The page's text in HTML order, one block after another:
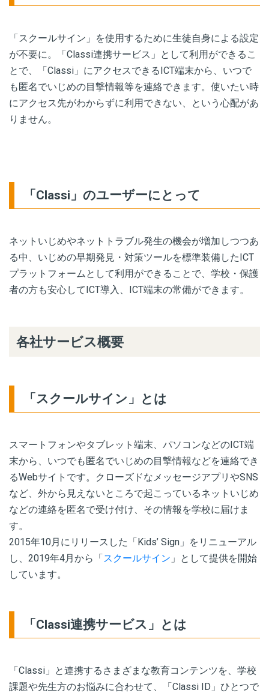
「スクールサイン」を使用するために生徒自身による設定
が不要に。「Classi連携サービス」として利用ができるこ
とで、「Classi」にアクセスできるICT端末から、いつで
も匿名でいじめの目撃情報等を連絡できます。使いたい時
にアクセス先がわからずに利用できない、という心配があ
りません。
「Classi」のユーザーにとって
ネットいじめやネットトラブル発生の機会が増加しつつあ
る中、いじめの早期発見・対策ツールを標準装備したICT
プラットフォームとして利用ができることで、学校・保護
者の方も安心してICT導入、ICT端末の常備ができます。
各社サービス概要
「スクールサイン」とは
スマートフォンやタブレット端末、パソコンなどのICT端
末から、いつでも匿名でいじめの目撃情報などを連絡でき
るWebサイトです。クローズドなメッセージアプリやSNS
など、外から見えないところで起こっているネットいじめ
などの連絡を匿名で受け付け、その情報を学校に届けま
す。
2015年10月にリリースした「Kids’ Sign」をリニューアル
し、2019年4月から「スクールサイン 」として提供を開始
しています。
「Classi連携サービス」とは
「Classi」と連携するさまざまな教育コンテンツを、学校
課題や先生方のお悩みに合わせて、「Classi ID」ひとつで